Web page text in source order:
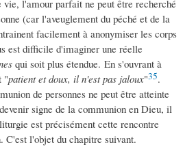
vie, l'amour parfait ne peut être recherché
(car l'aveuglement du péché et de la
facilement à anonymiser les corps
est difficile d'imaginer une réelle
qui soit plus étendue. En s'ouvrant à
"patient et doux, il n'est pas jaloux"35.
de personnes ne peut être atteinte
signe de la communion en Dieu, il
est précisément cette rencontre
l'objet du chapitre suivant.